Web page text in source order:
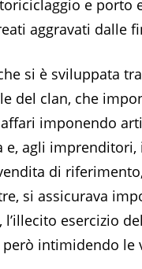
e
aggravati dalle
si è sviluppata
del clan, che
imponendo
agli imprenditori,
di
si assicurava
esercizio
però intimidendo le